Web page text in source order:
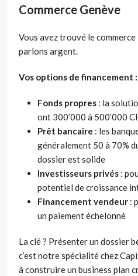
Commerce Genève
Vous avez trouvé le
parlons argent.
Vos options de financement :
Fonds propres : la
ont 300’000 à 500’000
Prêt bancaire : les
généralement 50 à 70%
dossier est solide
Investisseurs privés :
potentiel de croissance
Financement vendeur :
un paiement échelonné
La clé ? Présenter un dossier
c’est notre spécialité chez
à construire un business plan